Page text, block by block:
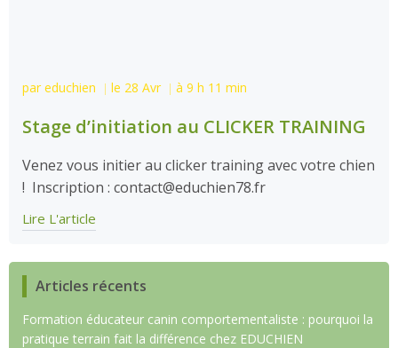
par educhien | le 28 Avr | à 9 h 11 min
Stage d’initiation au CLICKER TRAINING
Venez vous initier au clicker training avec votre chien
! Inscription : contact@educhien78.fr
Lire L'article
Articles récents
Formation éducateur canin comportementaliste : pourquoi la
pratique terrain fait la différence chez EDUCHIEN